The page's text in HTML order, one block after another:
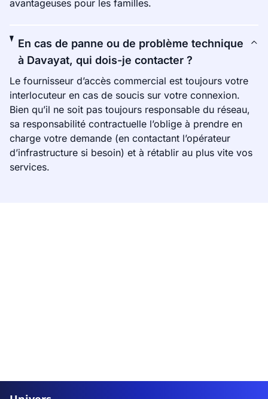
avantageuses pour les familles.
En cas de panne ou de problème technique
à Davayat, qui dois-je contacter ?
Le fournisseur d’accès commercial est toujours votre
interlocuteur en cas de soucis sur votre connexion.
Bien qu’il ne soit pas toujours responsable du réseau,
sa responsabilité contractuelle l’oblige à prendre en
charge votre demande (en contactant l’opérateur
d’infrastructure si besoin) et à rétablir au plus vite vos
services.